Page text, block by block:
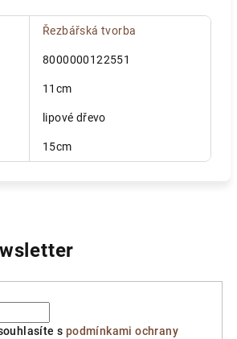
Řezbářská tvorba
8000000122551
11cm
lipové dřevo
15cm
s podmínkami ochrany